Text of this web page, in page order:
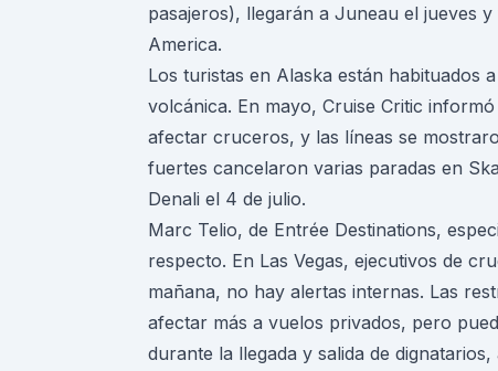
pasajeros), llegarán a Juneau el jueves
America.
Los turistas en Alaska están habituados
volcánica. En mayo, Cruise Critic
afectar cruceros, y las líneas se
fuertes cancelaron varias paradas en
Denali el 4 de julio.
Marc Telio, de Entrée Destinations,
respecto. En Las Vegas, ejecutivos de
mañana, no hay alertas internas. Las
afectar más a vuelos privados, pero
durante la llegada y salida de